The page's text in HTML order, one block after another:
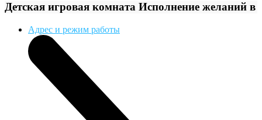
Детская игровая комната Исполнение желаний в
Адрес и режим работы